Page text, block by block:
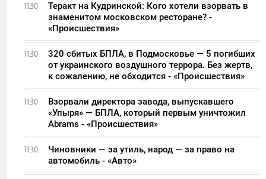
11:30
Теракт на Кудринской: Кого хотели взорвать в
знаменитом московском ресторане? -
«Происшествия»
11:30
320 сбитых БПЛА, в Подмосковье — 5 погибших
от украинского воздушного террора. Без жертв,
к сожалению, не обходится - «Происшествия»
11:30
Взорвали директора завода, выпускавшего
«Упыря» — БПЛА, который первым уничтожил
Abrams - «Происшествия»
11:30
Чиновники — за утиль, народ — за право на
автомобиль - «Авто»